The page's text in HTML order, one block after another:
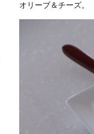
オリーブ＆チーズ。